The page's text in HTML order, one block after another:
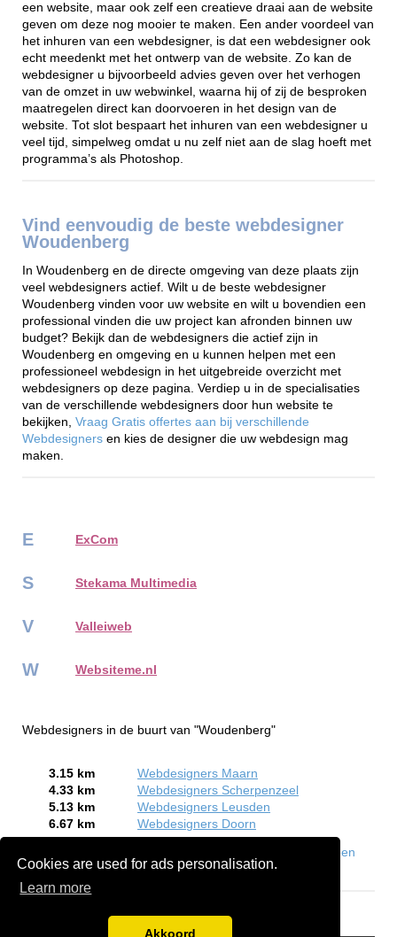
Cookies are used for ads personalisation.
Learn more
Akkoord
een website, maar ook zelf een creatieve draai aan de website
geven om deze nog mooier te maken. Een ander voordeel van
het inhuren van een webdesigner, is dat een webdesigner ook
echt meedenkt met het ontwerp van de website. Zo kan de
webdesigner u bijvoorbeeld advies geven over het verhogen
van de omzet in uw webwinkel, waarna hij of zij de besproken
maatregelen direct kan doorvoeren in het design van de
website. Tot slot bespaart het inhuren van een webdesigner u
veel tijd, simpelweg omdat u nu zelf niet aan de slag hoeft met
programma’s als Photoshop.
Vind eenvoudig de beste webdesigner
Woudenberg
In Woudenberg en de directe omgeving van deze plaats zijn
veel webdesigners actief. Wilt u de beste webdesigner
Woudenberg vinden voor uw website en wilt u bovendien een
professional vinden die uw project kan afronden binnen uw
budget? Bekijk dan de webdesigners die actief zijn in
Woudenberg en omgeving en u kunnen helpen met een
professioneel webdesign in het uitgebreide overzicht met
webdesigners op deze pagina. Verdiep u in de specialisaties
van de verschillende webdesigners door hun website te
bekijken, Vraag Gratis offertes aan bij verschillende
Webdesigners en kies de designer die uw webdesign mag
maken.
E ExCom
S Stekama Multimedia
V Valleiweb
W Websiteme.nl
Webdesigners in de buurt van "Woudenberg"
3.15 km
Webdesigners Maarn
4.33 km
Webdesigners Scherpenzeel
5.13 km
Webdesigners Leusden
6.67 km
Webdesigners Doorn
Meld een
bedrijf gratis aan